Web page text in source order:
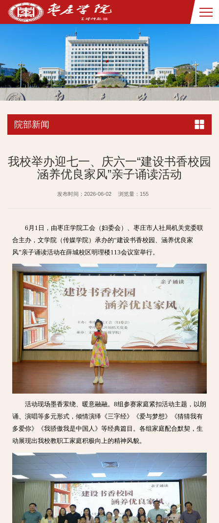
院部新闻
我校举办迎七一、庆六一“建设书香校园
涵养优良家风”亲子诵读活动
发布时间：2026-06-02 浏览量： 155
6月1日，由枣庄学院工会（妇委会）、枣庄市人社局机关党委联
合主办，文学院（传媒学院）承办的“建设书香校园、涵养优良家
风”亲子诵读活动在薛城校区明理楼113会议室举行。
活动现场墨香萦绕、暖意融融。8组参赛家庭紧扣活动主题，以朗
诵、演唱等多元形式，倾情演绎《三字经》《爱与梦想》《猜猜我有
多爱你》《我骄傲我是中国人》等经典篇目。各组家庭配合默契，生
动展现出我校教职工家庭积极向上的精神风貌。